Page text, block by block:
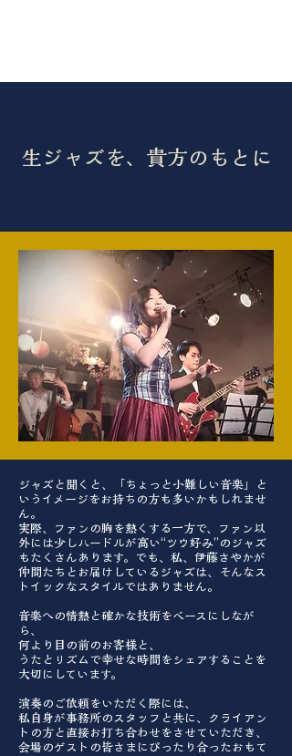
生ジャズを、貴方のもとに
ジャズと聞くと、「ちょっと小難しい音楽」と
いうイメージをお持ちの方も多いかもしれませ
ん。
実際、ファンの胸を熱くする一方で、ファン以
外には少しハードルが高い“ツウ好み”のジャズ
もたくさんあります。でも、私、伊藤さやかが
仲間たちとお届けしているジャズは、そんなス
トイックなスタイルではありません。
音楽への情熱と確かな技術をベースにしなが
ら、
何より目の前のお客様と、
うたとリズムで幸せな時間をシェアすることを
大切にしています。
演奏のご依頼をいただく際には、
私自身が事務所のスタッフと共に、クライアン
トの方と直接お打ち合わせをさせていただき、
会場のゲストの皆さまにぴったり合ったおもて